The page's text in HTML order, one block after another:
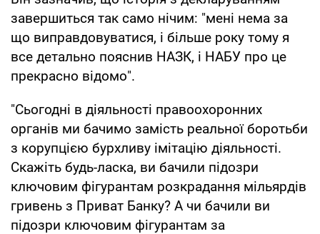
завершиться так само нічим: "мені нема за
що виправдовуватися, і більше року тому я
все детально пояснив НАЗК, і НАБУ про це
прекрасно відомо".
"Сьогодні в діяльності правоохоронних
органів ми бачимо замість реальної боротьби
з корупцією бурхливу імітацію діяльності.
Скажіть будь-ласка, ви бачили підозри
ключовим фігурантам розкрадання мільярдів
гривень з Приват Банку? А чи бачили ви
підозри ключовим фігурантам за